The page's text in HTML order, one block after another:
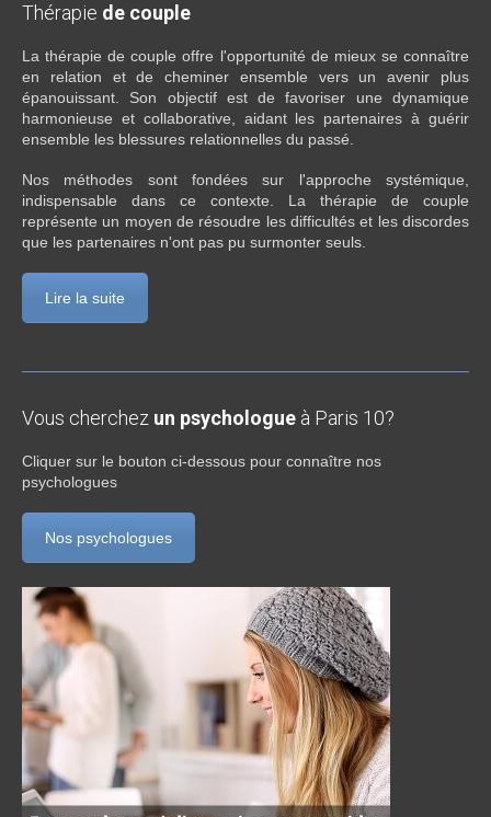
Thérapie de couple
La thérapie de couple offre l'opportunité de mieux se connaître
en relation et de cheminer ensemble vers un avenir plus
épanouissant. Son objectif est de favoriser une dynamique
harmonieuse et collaborative, aidant les partenaires à guérir
ensemble les blessures relationnelles du passé.
Nos méthodes sont fondées sur l'approche systémique,
indispensable dans ce contexte. La thérapie de couple
représente un moyen de résoudre les difficultés et les discordes
que les partenaires n'ont pas pu surmonter seuls.
Lire la suite
Vous cherchez un psychologue à Paris 10?
Cliquer sur le bouton ci-dessous pour connaître nos
psychologues
Nos psychologues